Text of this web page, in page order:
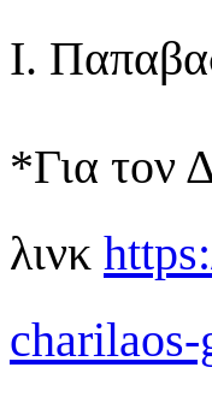
Ι.
*Για τον
λινκ